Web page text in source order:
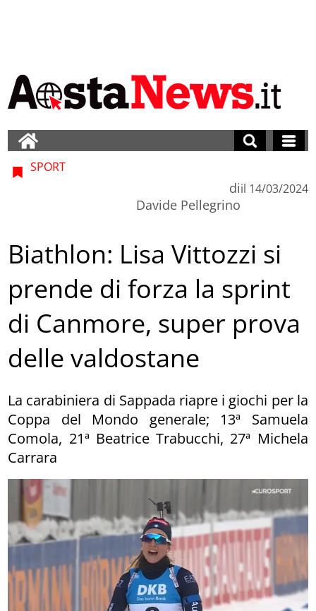
SPORT
di
Davide Pellegrino
il 14/03/2024
Biathlon: Lisa Vittozzi si
prende di forza la sprint
di Canmore, super prova
delle valdostane
La carabiniera di Sappada riapre i giochi per la
Coppa del Mondo generale; 13ª Samuela
Comola, 21ª Beatrice Trabucchi, 27ª Michela
Carrara